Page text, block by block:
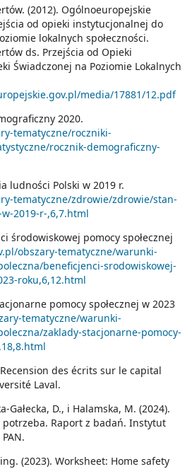
(2012). Ogólnoeuropejskie
od opieki instytucjonalnej do
lokalnych społeczności.
ds. Przejścia od Opieki
Świadczonej na Poziomie Lokalnych
media/17881/12.pdf
2020.
tematyczne/roczniki-
rocznik-demograficzny-
ludności Polski w 2019 r.
tematyczne/zdrowie/zdrowie/stan-
2019-r-,6,7.html
środowiskowej pomocy społecznej
obszary-tematyczne/warunki-
beneficjenci-srodowiskowej-
roku,6,12.html
pomocy społecznej w 2023
tematyczne/warunki-
zaklady-stacjonarne-pomocy-
des écrits sur le capital
Laval.
Gałecka, D., i Halamska, M. (2024).
potrzeba. Raport z badań. Instytut
(2023). Worksheet: Home safety